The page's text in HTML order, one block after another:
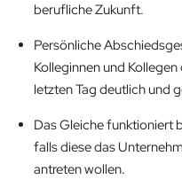
berufliche Zukunft.
Persönliche
Kolleginnen und
letzten Tag deutlich und
Das Gleiche funktioniert
falls diese das
antreten wollen.